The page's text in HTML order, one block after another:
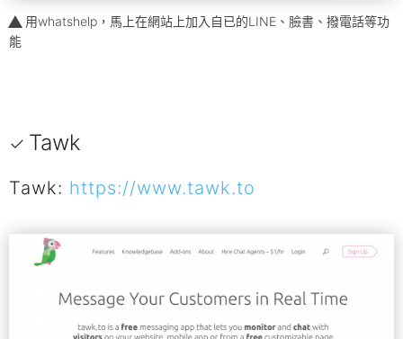
用whatshelp，馬上在網站上加入自已的LINE、臉書、撥電話等功
能
Tawk
Tawk: https://www.tawk.to